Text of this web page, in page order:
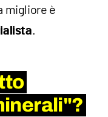
migliore è
.